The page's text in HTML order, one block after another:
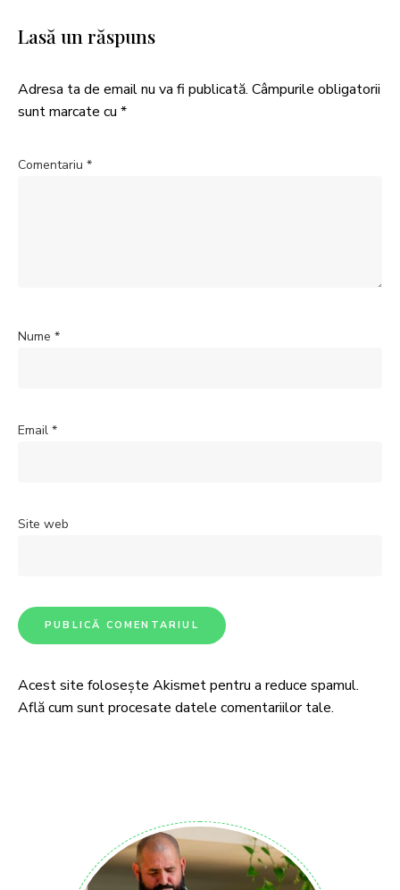
Lasă un răspuns
Adresa ta de email nu va fi publicată. Câmpurile obligatorii
sunt marcate cu *
Comentariu *
Nume *
Email *
Site web
Acest site folosește Akismet pentru a reduce spamul.
Află cum sunt procesate datele comentariilor tale.